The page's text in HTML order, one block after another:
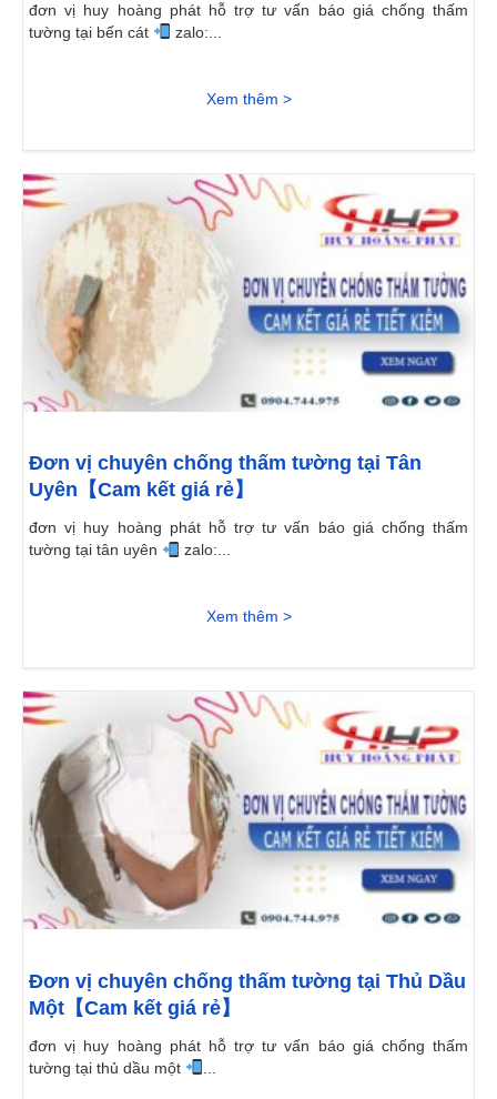
đơn vị huy hoàng phát hỗ trợ tư vấn báo giá chống thấm
tường tại bến cát
zalo:...
Xem thêm >
Đơn vị chuyên chống thấm tường tại Tân
Uyên【Cam kết giá rẻ】
đơn vị huy hoàng phát hỗ trợ tư vấn báo giá chống thấm
tường tại tân uyên
zalo:...
Xem thêm >
Đơn vị chuyên chống thấm tường tại Thủ Dầu
Một【Cam kết giá rẻ】
đơn vị huy hoàng phát hỗ trợ tư vấn báo giá chống thấm
tường tại thủ dầu một